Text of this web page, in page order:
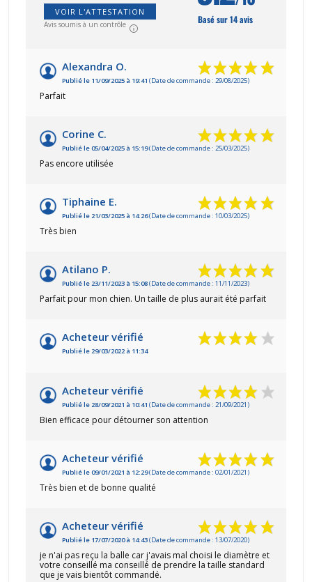
VOIR L'ATTESTATION
Avis soumis à un contrôle Basé sur 14 avis
Alexandra O.
Publié le 11/09/2025 à 19:41 (Date de commande : 29/08/2025)
Parfait
Corine C.
Publié le 05/04/2025 à 15:19(Date de commande : 25/03/2025)
Pas encore utilisée
Tiphaine E.
Publié le 21/03/2025 à 14:26(Date de commande : 10/03/2025)
Très bien
Atilano P.
Publié le 23/11/2023 à 15:08(Date de commande : 11/11/2023)
Parfait pour mon chien. Un taille de plus aurait été parfait
Acheteur vérifié
Publié le 29/03/2022 à 11:34
Acheteur vérifié
Publié le 28/09/2021 à 10:41 (Date de commande : 21/09/2021)
Bien efficace pour détourner son attention
Acheteur vérifié
Publié le 09/01/2021 à 12:29(Date de commande : 02/01/2021)
Très bien et de bonne qualité
Acheteur vérifié
Publié le 17/07/2020 à 14:43(Date de commande : 13/07/2020)
je n'ai pas reçu la balle car j'avais mal choisi le diamètre et
votre conseillé ma conseillé de prendre la taille standard
que je vais bientôt commandé.